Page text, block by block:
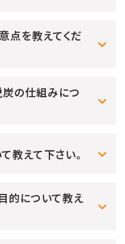
点を教えてくだ
の仕組みにつ
教えて下さい。
的について教え